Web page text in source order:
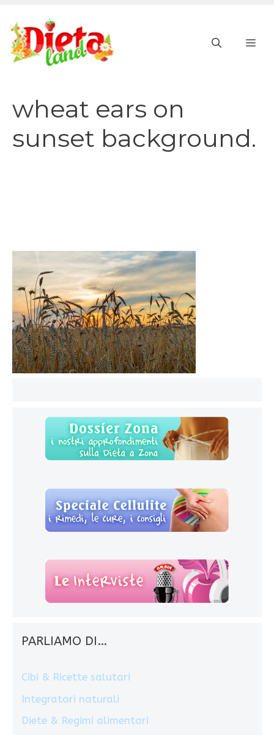
contenuto
wheat ears on
sunset background.
PARLIAMO DI…
Cibi & Ricette salutari
Integratori naturali
Diete & Regimi alimentari